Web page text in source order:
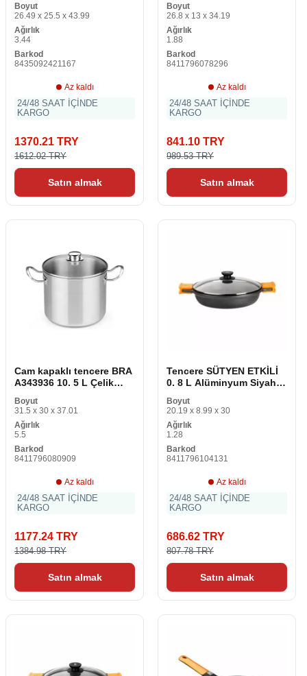
Boyut
26.49 x 25.5 x 43.99
Ağırlık
3.44
Barkod
8435092421167
Az kaldı
24/48 SAAT İÇİNDE
KARGO
1370.21 TRY
1612.02 TRY
Satın almak
3 L 75 L Paslanmaz çelik
Boyut
26.8 x 13 x 34.19
Ağırlık
1.88
Barkod
8411796078296
Az kaldı
24/48 SAAT İÇİNDE
KARGO
841.10 TRY
989.53 TRY
Satın almak
Cam kapaklı tencere BRA
A343936 10. 5 L Çelik
Paslanmaz çelik 18/10
Boyut
31.5 x 30 x 37.01
Ağırlık
5.5
Barkod
8411796080909
Az kaldı
24/48 SAAT İÇİNDE
KARGO
1177.24 TRY
1384.98 TRY
Satın almak
Tencere SÜTYEN ETKİLİ
0. 8 L Alüminyum Siyah Ø
Boyut
20.19 x 8.99 x 30
Ağırlık
1.28
Barkod
8411796104131
Az kaldı
24/48 SAAT İÇİNDE
KARGO
686.62 TRY
807.78 TRY
Satın almak